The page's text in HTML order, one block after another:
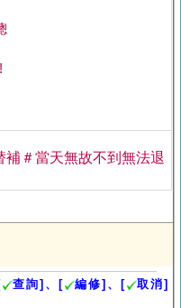
＃當天無故不到無法退
查詢]、[ 編修]、[ 取消]